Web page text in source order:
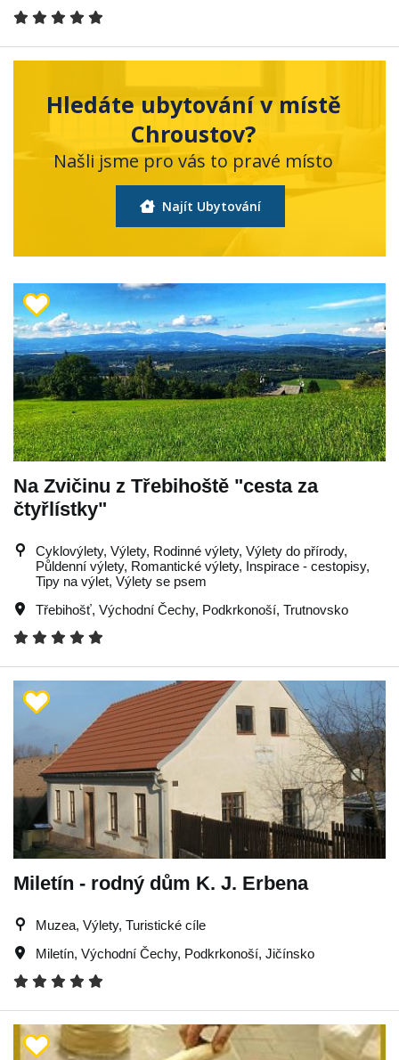
Hledáte ubytování v místě
Chroustov?
Našli jsme pro vás to pravé místo
Najít Ubytování
Na Zvičinu z Třebihoště "cesta za
čtyřlístky"
Cyklovýlety, Výlety, Rodinné výlety, Výlety do přírody,
Půldenní výlety, Romantické výlety, Inspirace - cestopisy,
Tipy na výlet, Výlety se psem
Třebihošť, Východní Čechy, Podkrkonoší, Trutnovsko
Miletín - rodný dům K. J. Erbena
Muzea, Výlety, Turistické cíle
Miletín, Východní Čechy, Podkrkonoší, Jičínsko